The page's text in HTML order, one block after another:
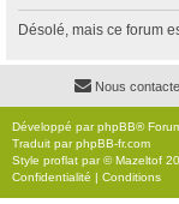
Désolé, mais ce forum
Nous
Développé parphpBB®
Traduit parphpBB-fr.com
Style proflat par ©Mazeltof
Confidentialité | Conditions